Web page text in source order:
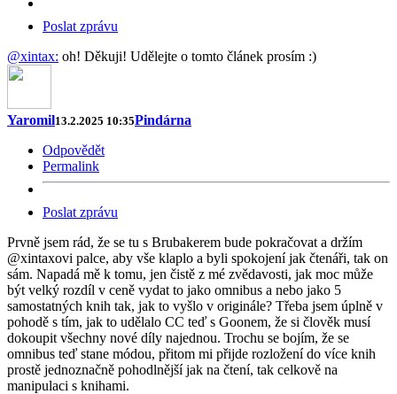
Poslat zprávu
@xintax: oh! Děkuji! Udělejte o tomto článek prosím :)
Yaromil13.2.2025 10:35Pindárna
Odpovědět
Permalink
Poslat zprávu
Prvně jsem rád, že se tu s Brubakerem bude pokračovat a držím
@xintaxovi palce, aby vše klaplo a byli spokojení jak čtenáři, tak on
sám. Napadá mě k tomu, jen čistě z mé zvědavosti, jak moc může
být velký rozdíl v ceně vydat to jako omnibus a nebo jako 5
samostatných knih tak, jak to vyšlo v originále? Třeba jsem úplně v
pohodě s tím, jak to udělalo CC teď s Goonem, že si člověk musí
dokoupit všechny nové díly najednou. Trochu se bojím, že se
omnibus teď stane módou, přitom mi přijde rozložení do více knih
prostě jednoznačně pohodlnější jak na čtení, tak celkově na
manipulaci s knihami.